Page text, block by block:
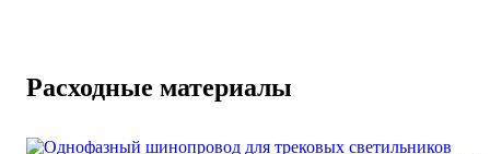
Расходные материалы